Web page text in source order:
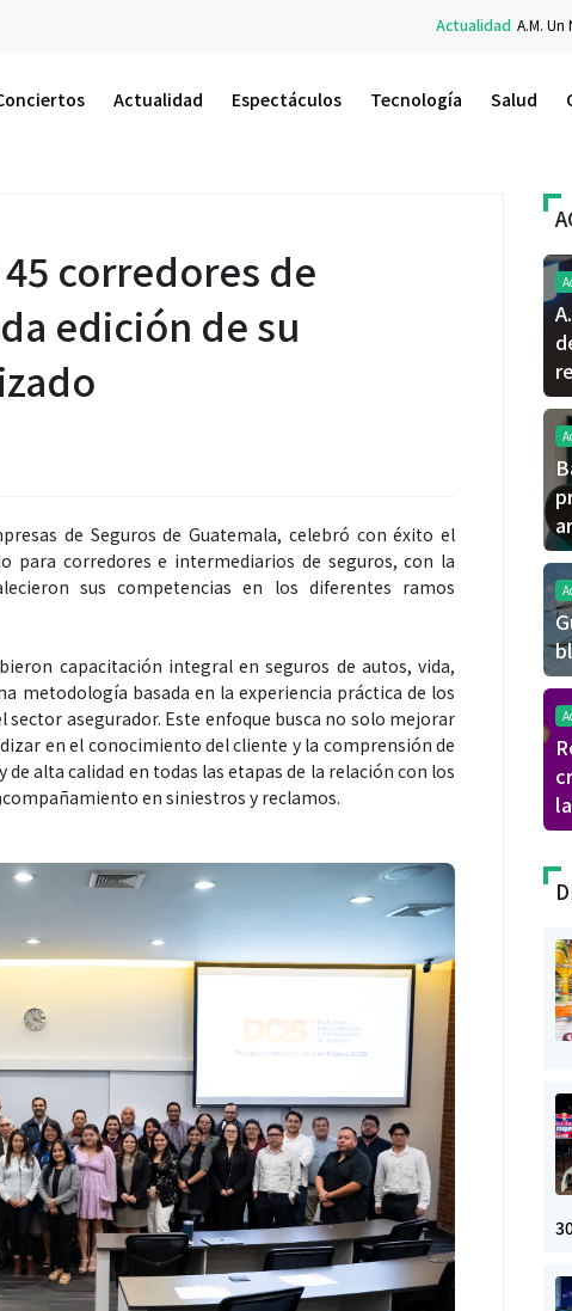
A.M. Un Nuevo
Actualidad Espectáculos Tecnología Salud
45 corredores de
edición de su
de Seguros de Guatemala, celebró con éxito el
para corredores e intermediarios de seguros, con la
sus competencias en los diferentes ramos
capacitación integral en seguros de autos, vida,
metodología basada en la experiencia práctica de los
sector asegurador. Este enfoque busca no solo mejorar
en el conocimiento del cliente y la comprensión de
alta calidad en todas las etapas de la relación con los
en siniestros y reclamos.